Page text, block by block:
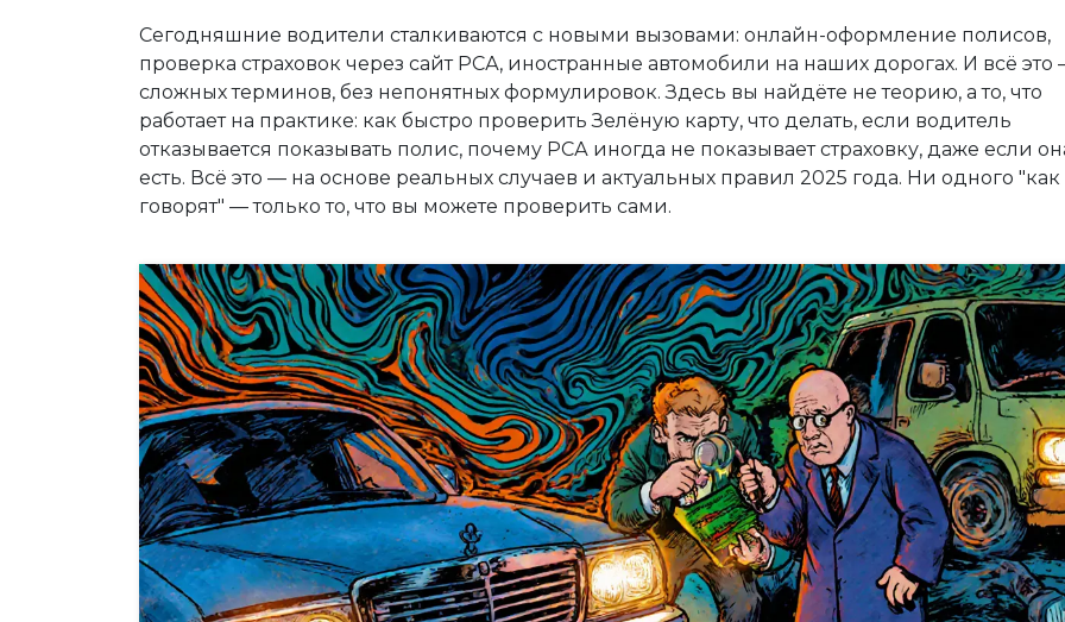
Сегодняшние водители сталкиваются с новыми вызовами: онлайн-оформление полисов,
проверка страховок через сайт РСА, иностранные автомобили на наших дорогах. И всё это
сложных терминов, без непонятных формулировок. Здесь вы найдёте не теорию, а то, что
работает на практике: как быстро проверить Зелёную карту, что делать, если водитель
отказывается показывать полис, почему РСА иногда не показывает страховку, даже если
есть. Всё это — на основе реальных случаев и актуальных правил 2025 года. Ни одного "как
говорят" — только то, что вы можете проверить сами.